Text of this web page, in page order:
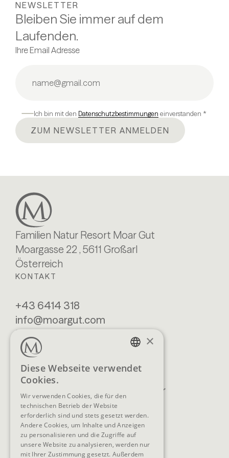
NEWSLETTER
Bleiben Sie immer auf dem
Laufenden.
Ihre Email Adresse
Ich bin mit den Datenschutzbestimmungen einverstanden *
ZUM NEWSLETTER ANMELDEN
Familien Natur Resort Moar Gut
Moargasse 22 , 5611 Großarl
Österreich
KONTAKT
+43 6414 318
info@moargut.com
SERVICES
Lage & Anreise
Blog
FAQ
Buchen
Anfragen
Newsletter
AGB
SOCIAL MEDIA
×
Diese Webseite verwendet
Cookies.
Wir verwenden Cookies, die für den
technischen Betrieb der Website
erforderlich sind und stets gesetzt werden.
Andere Cookies, um Inhalte und Anzeigen
zu personalisieren und die Zugriffe auf
unsere Website zu analysieren, werden nur
mit Ihrer Zustimmung gesetzt. Außerdem